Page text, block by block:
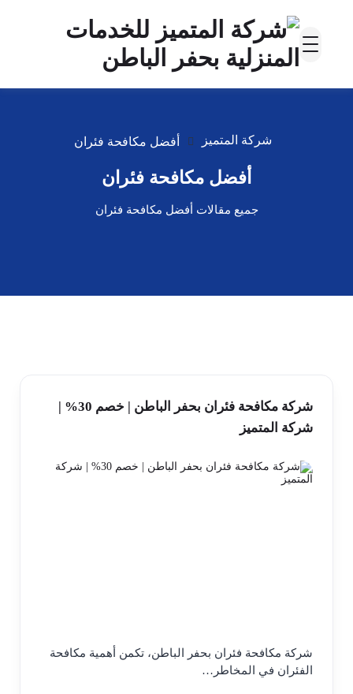
شركة المتميز أفضل مكافحة فئران
أفضل مكافحة فئران
جميع مقالات أفضل مكافحة فئران
شركة مكافحة فئران بحفر الباطن | خصم 30% |
شركة المتميز
شركة مكافحة فئران بحفر الباطن، تكمن أهمية مكافحة
الفئران في المخاطر…